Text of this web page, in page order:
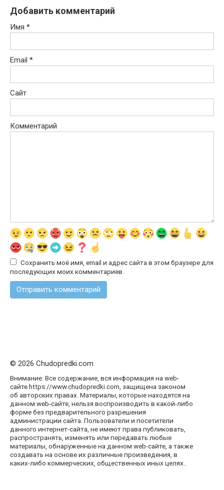
Добавить комментарий
Имя *
Email *
Сайт
Комментарий
Сохранить моё имя, email и адрес сайта в этом браузере для
последующих моих комментариев.
© 2026 Chudopredki.com
Внимание: Все содержание, вся информация на web-
сайте https://www.chudopredki.com, защищена законом
об авторских правах. Материалы, которые находятся на
данном web-сайте, нельзя воспроизводить в какой-либо
форме без предварительного разрешения
администрации сайта. Пользователи и посетители
данного интернет-сайта, не имеют права публиковать,
распространять, изменять или передавать любые
материалы, обнаруженные на данном web-сайте, а также
создавать на основе их различные произведения, в
каких-либо коммерческих, общественных иных целях..